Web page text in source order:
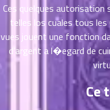
Ces quelques
telles los cuales tous
vues jouent une fonction
d’argent a l�egard de
Ce
ที่
14
ตอน
ที่